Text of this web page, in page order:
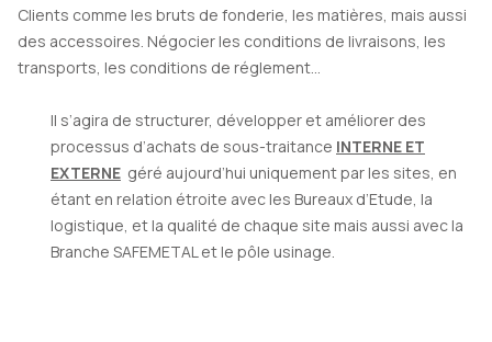
Clients comme les bruts de fonderie, les matières, mais aussi
des accessoires. Négocier les conditions de livraisons, les
transports, les conditions de réglement…
Il s’agira de structurer, développer et améliorer des
processus d’achats de sous-traitance INTERNE ET
EXTERNE géré aujourd’hui uniquement par les sites, en
étant en relation étroite avec les Bureaux d’Etude, la
logistique, et la qualité de chaque site mais aussi avec la
Branche SAFEMETAL et le pôle usinage.